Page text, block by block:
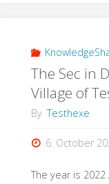
The Sec in
Village of
By Testhexe
6. October
The year is